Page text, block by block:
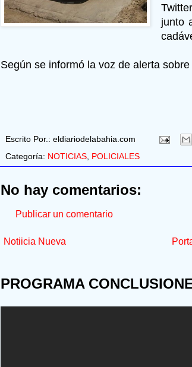
junto
Según se informó la voz de alerta
Escrito Por.: eldiariodelabahia.com
Categoría: NOTICIAS POLICIALES
No hay comentarios:
Publicar un comentario
Notiicia Nueva
PROGRAMA